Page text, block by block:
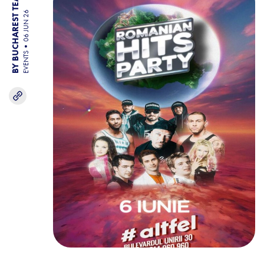
BY BUCHAREST TEAM EVENTS
06 JUN 26